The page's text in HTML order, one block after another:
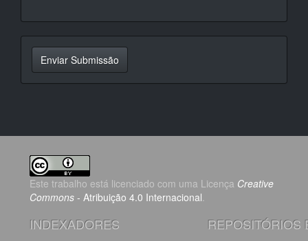
Enviar
Submissão
Enviar Submissão
Este trabalho está licenciado com uma Licença Creative
Commons - Atribuição 4.0 Internacional.
INDEXADORES REPOSITÓRIOS